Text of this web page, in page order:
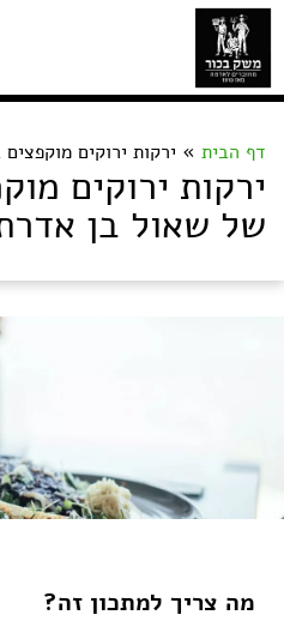
דף הבית » ירקות ירוקים
ירקות ירוקים
של שאול בן
מה צריך למתכון זה?